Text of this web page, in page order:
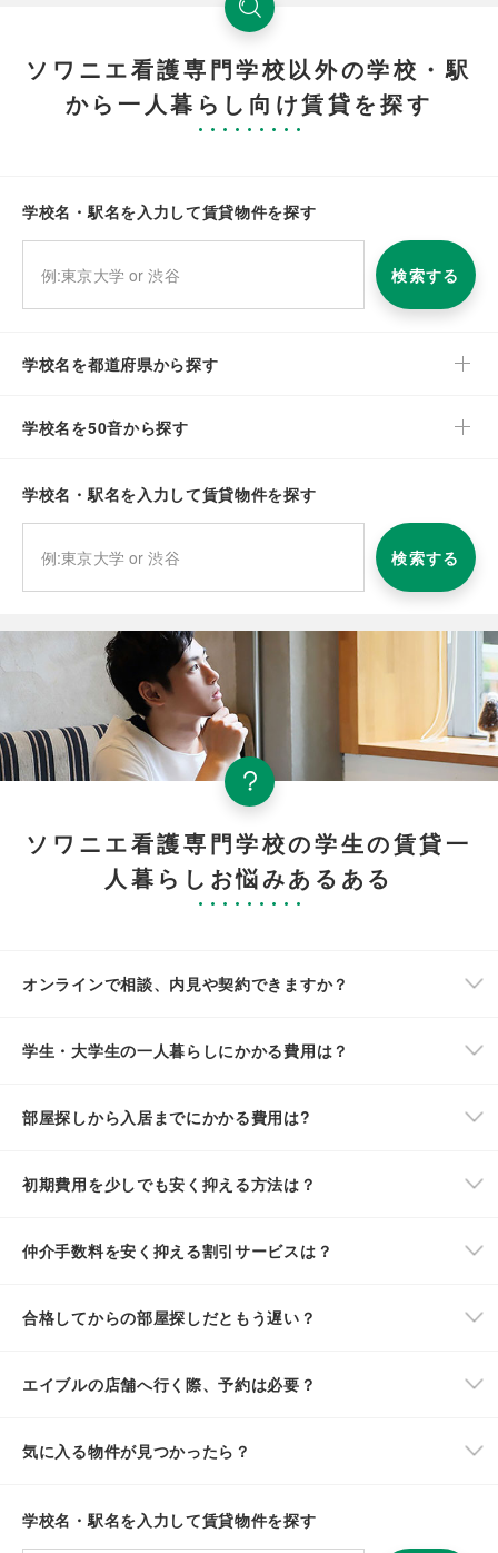
ソワニエ看護専門学校以外の学校・駅
から一人暮らし向け賃貸を探す
学校名・駅名を入力して賃貸物件を探す
検索する
学校名を都道府県から探す
学校名を50音から探す
学校名・駅名を入力して賃貸物件を探す
検索する
ソワニエ看護専門学校の学生の賃貸一
人暮らしお悩みあるある
オンラインで相談、内見や契約できますか？
学生・大学生の一人暮らしにかかる費用は？
部屋探しから入居までにかかる費用は?
初期費用を少しでも安く抑える方法は？
仲介手数料を安く抑える割引サービスは？
合格してからの部屋探しだともう遅い？
エイブルの店舗へ行く際、予約は必要？
気に入る物件が見つかったら？
学校名・駅名を入力して賃貸物件を探す